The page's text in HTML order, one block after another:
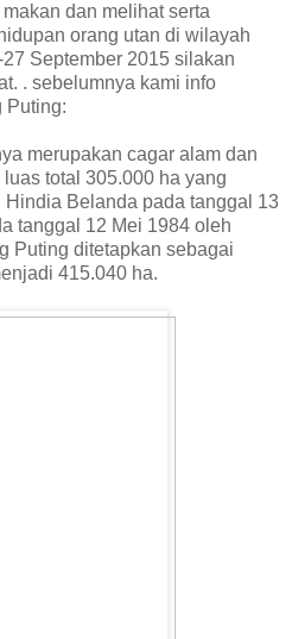
dan melihat serta
orang utan di wilayah
September 2015 silakan
. sebelumnya kami info
Puting:
merupakan cagar alam dan
total 305.000 ha yang
Belanda pada tanggal 13
tanggal 12 Mei 1984 oleh
Puting ditetapkan sebagai
415.040 ha.